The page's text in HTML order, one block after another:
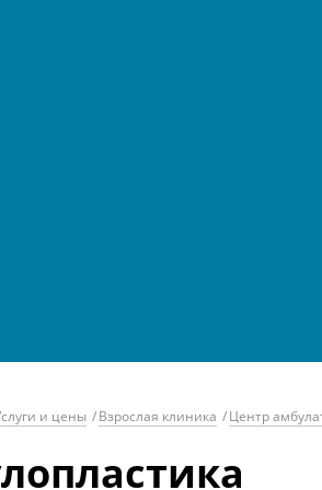
и цены /Взрослая клиника /Центр